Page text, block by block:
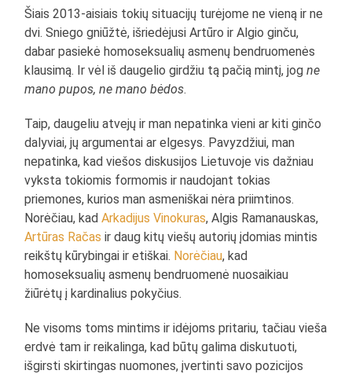
Šiais 2013-aisiais tokių situacijų turėjome ne vieną ir ne
dvi. Sniego gniūžtė, išriedėjusi Artūro ir Algio ginču,
dabar pasiekė homoseksualių asmenų bendruomenės
klausimą. Ir vėl iš daugelio girdžiu tą pačią mintį, jogne
mano pupos, ne mano bėdos.
Taip, daugeliu atvejų ir man nepatinka vieni ar kiti ginčo
dalyviai, jų argumentai ar elgesys. Pavyzdžiui, man
nepatinka, kad viešos diskusijos Lietuvoje vis dažniau
vyksta tokiomis formomis ir naudojant tokias
priemones, kurios man asmeniškai nėra priimtinos.
Norėčiau, kadArkadijus Vinokuras, Algis Ramanauskas,
Artūras Račas ir daug kitų viešų autorių įdomias mintis
reikštų kūrybingai ir etiškai. Norėčiau, kad
homoseksualių asmenų bendruomenė nuosaikiau
žiūrėtų į kardinalius pokyčius.
Ne visoms toms mintims ir idėjoms pritariu, tačiau vieša
erdvė tam ir reikalinga, kad būtų galima diskutuoti,
išgirsti skirtingas nuomones, įvertinti savo pozicijos